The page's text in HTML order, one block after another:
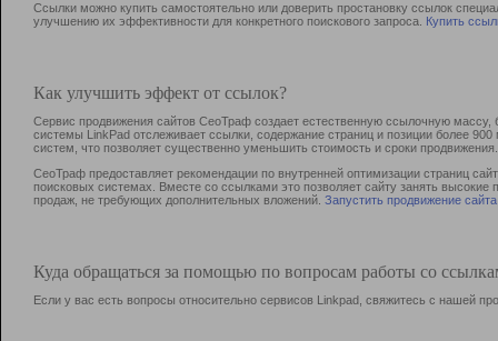
Ссылки можно купить самостоятельно или доверить простановку ссылок
улучшению их эффективности для конкретного поискового запроса. Купить
Как улучшить эффект от ссылок?
Сервис продвижения сайтов СеоТраф создает естественную ссылочную
системы LinkPad отслеживает ссылки, содержание страниц и позиции более
систем, что позволяет существенно уменьшить стоимость и сроки продвижения.
СеоТраф предоставляет рекомендации по внутренней оптимизации страниц
поисковых системах. Вместе со ссылками это позволяет сайту занять
продаж, не требующих дополнительных вложений. Запустить продвижение сайта
Куда обращаться за помощью по вопросам работы со
Если у вас есть вопросы относительно сервисов Linkpad, свяжитесь с нашей